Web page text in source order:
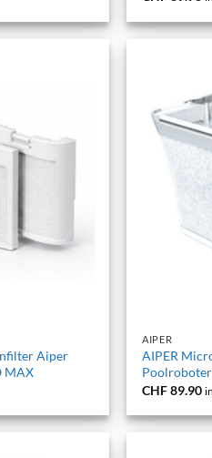
Aiper
MAX
AIPER
AIPER
CHF89.90